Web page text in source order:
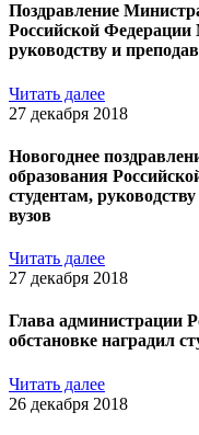
Поздравление
Российской
руководству и
Читать далее
27 декабря 2018
Новогоднее
образования
студентам,
вузов
Читать далее
27 декабря 2018
Глава администрации
обстановке наградил
Читать далее
26 декабря 2018